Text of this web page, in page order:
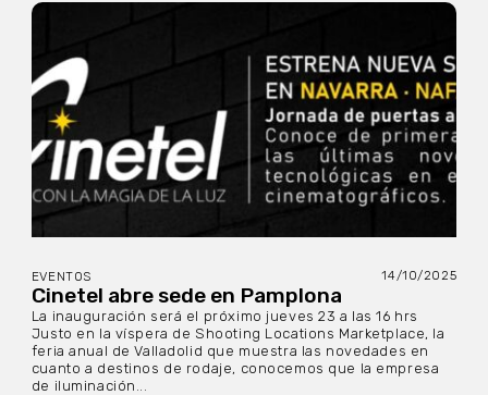
EVENTOS 14/10/2025
Cinetel abre sede en Pamplona
La inauguración será el próximo jueves 23 a las 16 hrs
Justo en la víspera de Shooting Locations Marketplace, la
feria anual de Valladolid que muestra las novedades en
cuanto a destinos de rodaje, conocemos que la empresa
de iluminación...